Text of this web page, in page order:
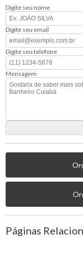
Digite seu nome
Digite seu email
Digite seu telefone
Mensagem
Páginas